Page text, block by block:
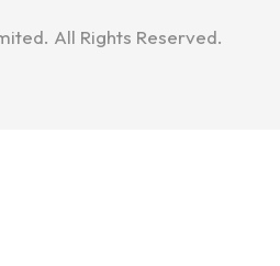
All Rights Reserved.